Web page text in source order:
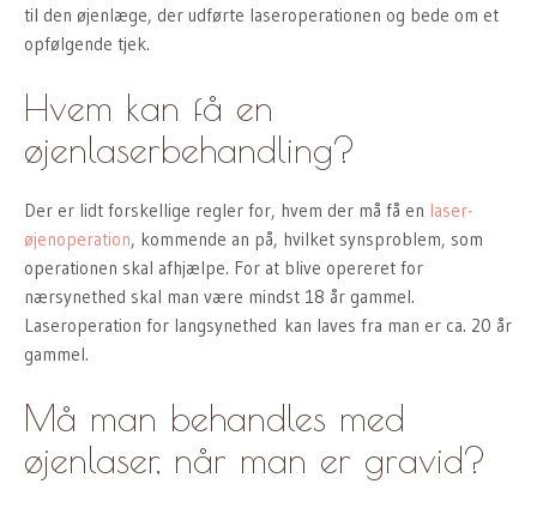
til den øjenlæge, der udførte laseroperationen og bede om et
opfølgende tjek.
Hvem kan få en
øjenlaserbehandling?
Der er lidt forskellige regler for, hvem der må få en laser-
øjenoperation, kommende an på, hvilket synsproblem, som
operationen skal afhjælpe. For at blive opereret for
nærsynethed skal man være mindst 18 år gammel.
Laseroperation for langsynethed kan laves fra man er ca. 20 år
gammel.
Må man behandles med
øjenlaser, når man er gravid?